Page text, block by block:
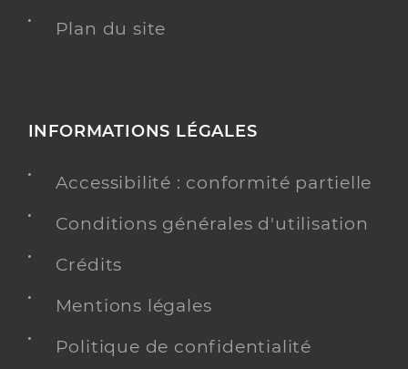
Plan du site
INFORMATIONS LÉGALES
Accessibilité : conformité partielle
Conditions générales d'utilisation
Crédits
Mentions légales
Politique de confidentialité